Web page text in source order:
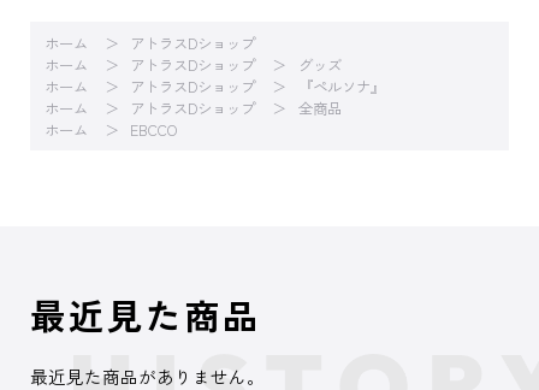
ホーム
アトラスDショップ
ホーム
アトラスDショップ
グッズ
ホーム
アトラスDショップ
『ペルソナ』
ホーム
アトラスDショップ
全商品
ホーム
EBCCO
最近見た商品
最近見た商品がありません。